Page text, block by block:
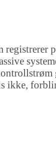
registrerer
ikke,